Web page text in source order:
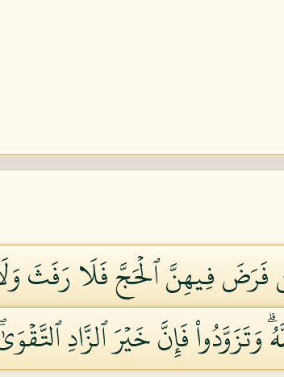
فِيهِنَّ ٱلۡحَجَّ فَلَا رَفَثَ
فَإِنَّ خَيۡرَ ٱلزَّادِ